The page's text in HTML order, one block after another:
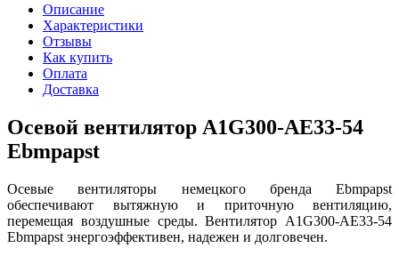
Описание
Характеристики
Отзывы
Как купить
Оплата
Доставка
Осевой вентилятор A1G300-AE33-54
Ebmpapst
Осевые вентиляторы немецкого бренда Ebmpapst
обеспечивают вытяжную и приточную вентиляцию,
перемещая воздушные среды. Вентилятор A1G300-AE33-54
Ebmpapst энергоэффективен, надежен и долговечен.